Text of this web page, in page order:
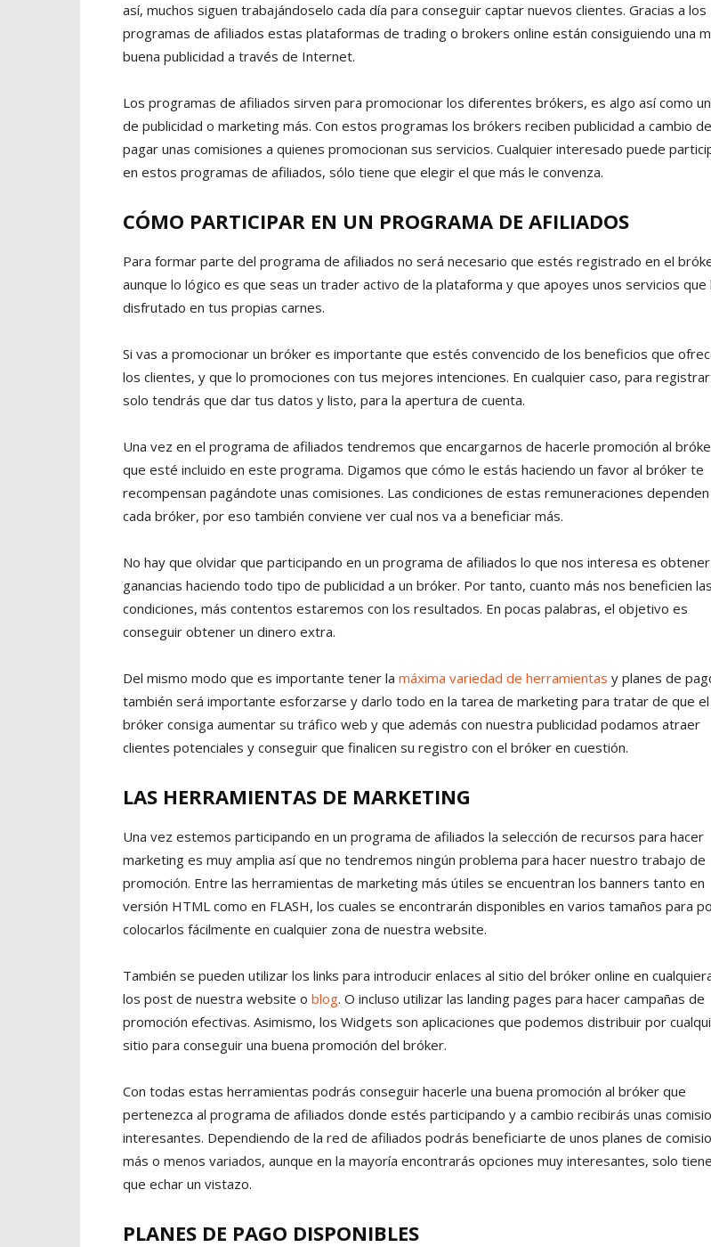
así, muchos siguen trabajándoselo cada día para conseguir captar nuevos clientes. Gracias a los
programas de afiliados estas plataformas de trading o brokers online están consiguiendo una
buena publicidad a través de Internet.
Los programas de afiliados sirven para promocionar los diferentes brókers, es algo así como
de publicidad o marketing más. Con estos programas los brókers reciben publicidad a cambio de
pagar unas comisiones a quienes promocionan sus servicios. Cualquier interesado puede
en estos programas de afiliados, sólo tiene que elegir el que más le convenza.
CÓMO PARTICIPAR EN UN PROGRAMA DE AFILIADOS
Para formar parte del programa de afiliados no será necesario que estés registrado en el
aunque lo lógico es que seas un trader activo de la plataforma y que apoyes unos servicios que
disfrutado en tus propias carnes.
Si vas a promocionar un bróker es importante que estés convencido de los beneficios que
los clientes, y que lo promociones con tus mejores intenciones. En cualquier caso, para
solo tendrás que dar tus datos y listo, para la apertura de cuenta.
Una vez en el programa de afiliados tendremos que encargarnos de hacerle promoción al
que esté incluido en este programa. Digamos que cómo le estás haciendo un favor al bróker te
recompensan pagándote unas comisiones. Las condiciones de estas remuneraciones
cada bróker, por eso también conviene ver cual nos va a beneficiar más.
No hay que olvidar que participando en un programa de afiliados lo que nos interesa es obtener
ganancias haciendo todo tipo de publicidad a un bróker. Por tanto, cuanto más nos beneficien las
condiciones, más contentos estaremos con los resultados. En pocas palabras, el objetivo es
conseguir obtener un dinero extra.
Del mismo modo que es importante tener la máxima variedad de herramientas y planes de
también será importante esforzarse y darlo todo en la tarea de marketing para tratar de que el
bróker consiga aumentar su tráfico web y que además con nuestra publicidad podamos atraer
clientes potenciales y conseguir que finalicen su registro con el bróker en cuestión.
LAS HERRAMIENTAS DE MARKETING
Una vez estemos participando en un programa de afiliados la selección de recursos para hacer
marketing es muy amplia así que no tendremos ningún problema para hacer nuestro trabajo de
promoción. Entre las herramientas de marketing más útiles se encuentran los banners tanto en
versión HTML como en FLASH, los cuales se encontrarán disponibles en varios tamaños para
colocarlos fácilmente en cualquier zona de nuestra website.
También se pueden utilizar los links para introducir enlaces al sitio del bróker online en
los post de nuestra website o blog. O incluso utilizar las landing pages para hacer campañas de
promoción efectivas. Asimismo, los Widgets son aplicaciones que podemos distribuir por
sitio para conseguir una buena promoción del bróker.
Con todas estas herramientas podrás conseguir hacerle una buena promoción al bróker que
pertenezca al programa de afiliados donde estés participando y a cambio recibirás unas
interesantes. Dependiendo de la red de afiliados podrás beneficiarte de unos planes de
más o menos variados, aunque en la mayoría encontrarás opciones muy interesantes, solo
que echar un vistazo.
PLANES DE PAGO DISPONIBLES